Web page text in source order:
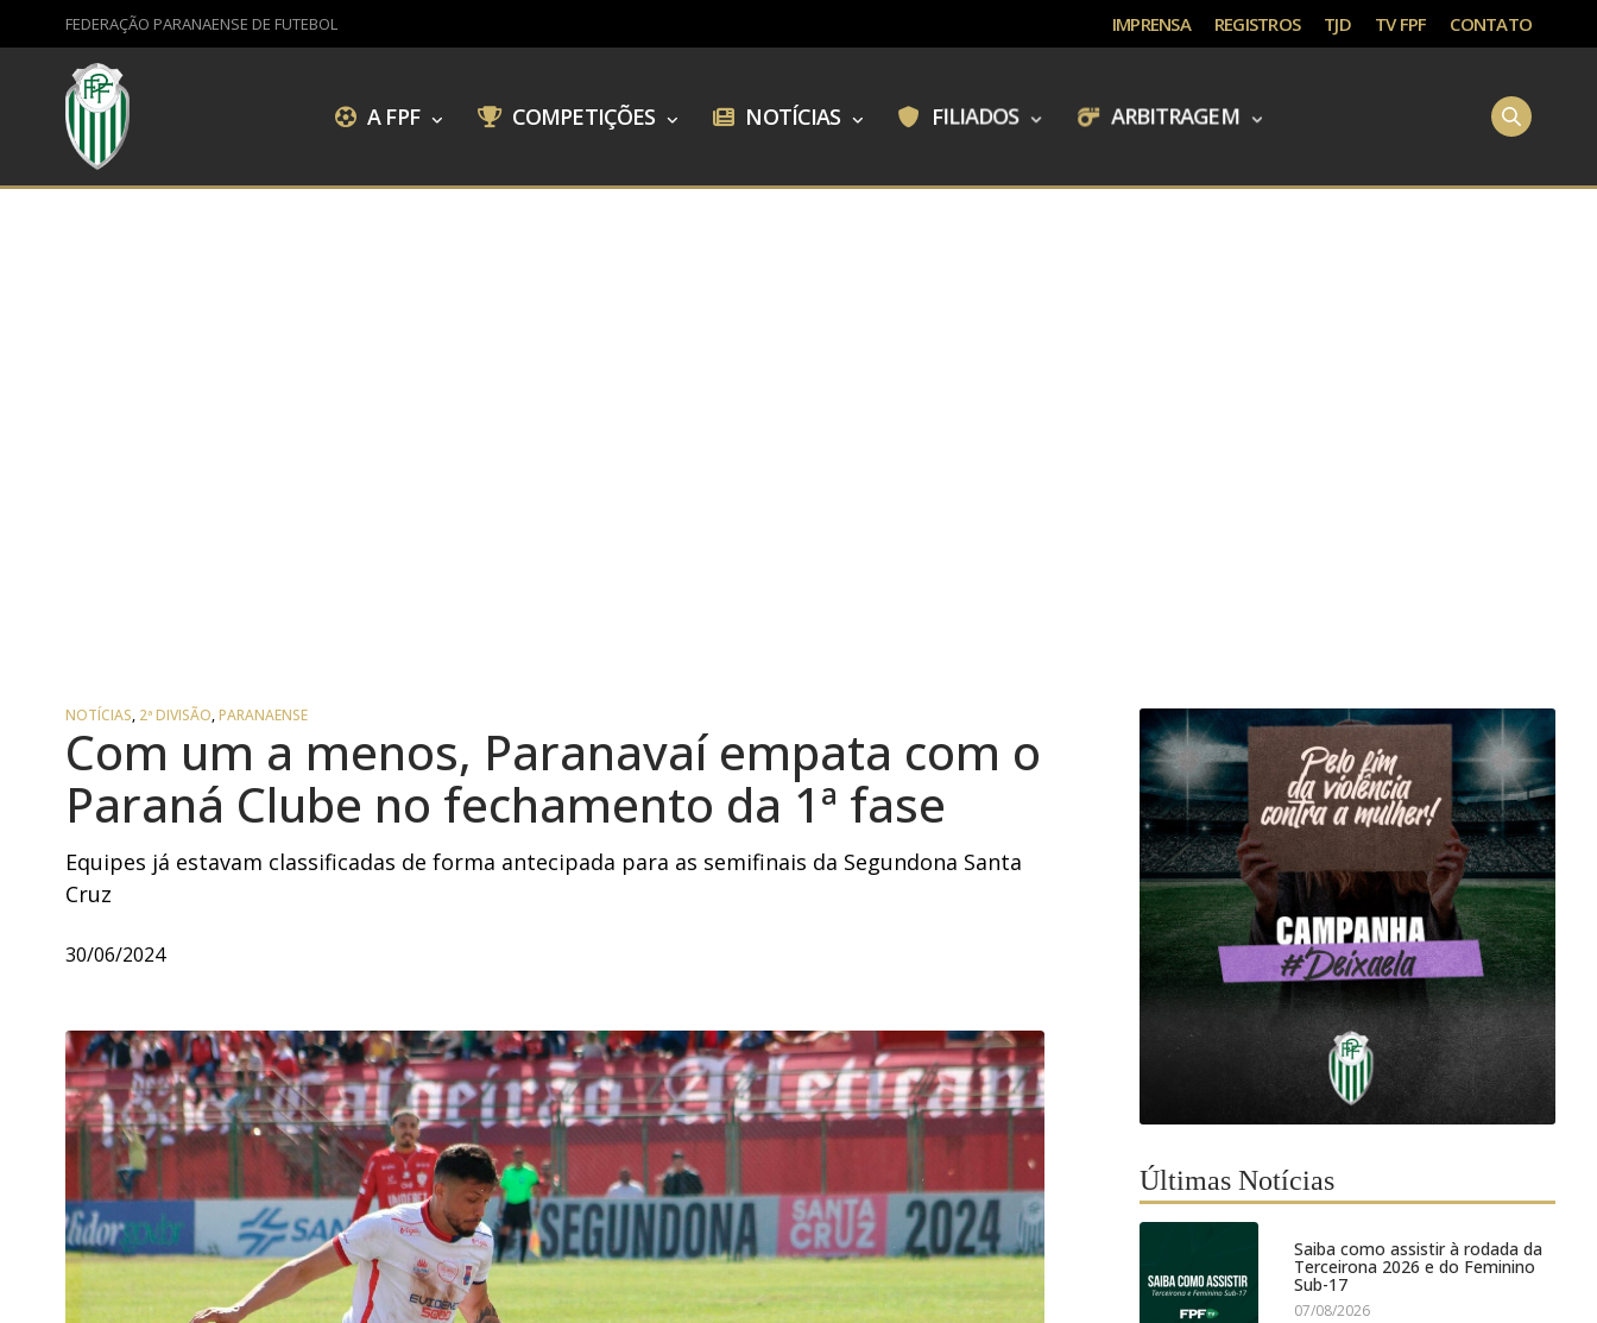
FEDERAÇÃO PARANAENSE DE FUTEBOL IMPRENSA REGISTROS TJD TV FPF CONTATO
A FPF COMPETIÇÕES NOTÍCIAS FILIADOS ARBITRAGEM
NOTÍCIAS, 2ª DIVISÃO,PARANAENSE
Com um a menos, Paranavaí empata com o
Paraná Clube no fechamento da 1ª fase
Equipes já estavam classificadas de forma antecipada para as semifinais da Segundona Santa
Cruz
30/06/2024
Últimas Notícias
Saiba como assistir à rodada da
Terceirona 2026 e do Feminino
Sub-17
07/08/2026